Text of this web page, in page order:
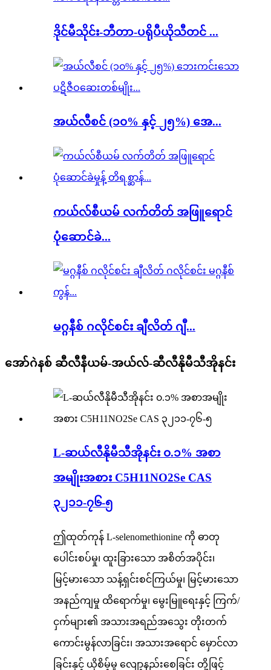
ဒိုင်မီသိုင်း-ဘီတာ-ပရိုပီယိုသီတင် ...
အယ်လီစင် (၁၀% နှင့် ၂၅%) အေ...
ကယ်လ်စီယမ် လက်တိတ် အဖြူရောင်
ပုံဆောင်ခဲ...
မဂ္ဂနီစ် ဂလိုင်စင်း ချီလိတ် ဂျီ...
အော်ဂဲနစ် ဆီလီနီယမ်-အယ်လ်-ဆီလီနိုမီသီအိုနင်း
L-ဆယ်လီနိုမီသီအိုနင်း ၀.၁% အစာ
အမျိုးအစား C5H11NO2Se CAS
၃၂၁၁-၇၆-၅
ဤထုတ်ကုန် L-selenomethionine ကို ဓာတု
ပေါင်းစပ်မှု၊ ထူးခြားသော အစိတ်အပိုင်း၊
မြင့်မားသော သန့်ရှင်းစင်ကြယ်မှု၊ မြင့်မားသော
အနည်ကျမှု ထိရောက်မှု၊ မွေးမြူရေးနှင့် ကြက်/
ငှက်များ၏ အသားအရည်အသွေး တိုးတက်
ကောင်းမွန်လာခြင်း၊ အသားအရောင် မှောင်လာ
ခြင်းနှင့် ယိုစိမ့်မှု လျော့နည်းစေခြင်း တို့ဖြင့်